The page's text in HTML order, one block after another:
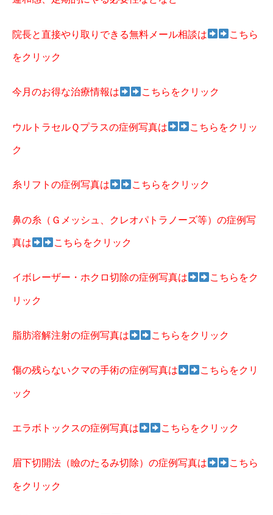
院長と直接やり取りできる無料メール相談は こちら
をクリック
今月のお得な治療情報は こちらをクリック
ウルトラセルＱプラスの症例写真は こちらをクリッ
ク
糸リフトの症例写真は こちらをクリック
鼻の糸（Ｇメッシュ、クレオパトラノーズ等）の症例写
真は こちらをクリック
イボレーザー・ホクロ切除の症例写真は こちらをク
リック
脂肪溶解注射の症例写真は こちらをクリック
傷の残らないクマの手術の症例写真は こちらをクリ
ック
エラボトックスの症例写真は こちらをクリック
眉下切開法（瞼のたるみ切除）の症例写真は こちら
をクリック